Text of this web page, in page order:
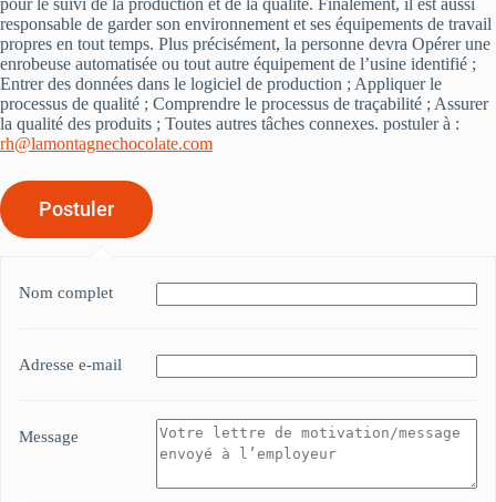
pour le suivi de la production et de la qualité. Finalement, il est aussi
responsable de garder son environnement et ses équipements de travail
propres en tout temps. Plus précisément, la personne devra Opérer une
enrobeuse automatisée ou tout autre équipement de l’usine identifié ;
Entrer des données dans le logiciel de production ; Appliquer le
processus de qualité ; Comprendre le processus de traçabilité ; Assurer
la qualité des produits ; Toutes autres tâches connexes. postuler à :
rh@lamontagnechocolate.com
Nom complet
Adresse e-mail
Message